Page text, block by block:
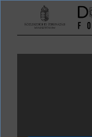
Ugrás a tartalomra